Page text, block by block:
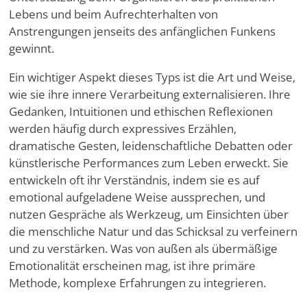
Lebens und beim Aufrechterhalten von
Anstrengungen jenseits des anfänglichen Funkens
gewinnt.
Ein wichtiger Aspekt dieses Typs ist die Art und Weise,
wie sie ihre innere Verarbeitung externalisieren. Ihre
Gedanken, Intuitionen und ethischen Reflexionen
werden häufig durch expressives Erzählen,
dramatische Gesten, leidenschaftliche Debatten oder
künstlerische Performances zum Leben erweckt. Sie
entwickeln oft ihr Verständnis, indem sie es auf
emotional aufgeladene Weise aussprechen, und
nutzen Gespräche als Werkzeug, um Einsichten über
die menschliche Natur und das Schicksal zu verfeinern
und zu verstärken. Was von außen als übermäßige
Emotionalität erscheinen mag, ist ihre primäre
Methode, komplexe Erfahrungen zu integrieren.